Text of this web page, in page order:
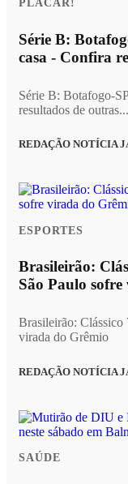
PLACAR!
Série B:
casa - Confira
Série B: Botafogo-
resultados de outras...
REDAÇÃO NOTÍCIA
ESPORTES
Brasileirão:
São Paulo
Brasileirão: Clássico
virada do Grêmio
REDAÇÃO NOTÍCIA
SAÚDE